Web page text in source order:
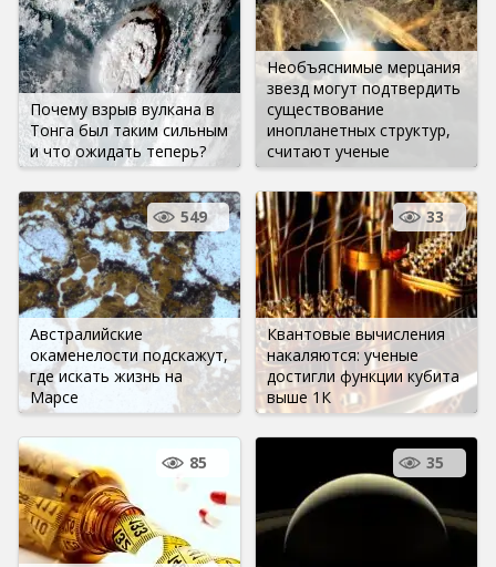
Почему взрыв вулкана в
Тонга был таким сильным
и что ожидать теперь?
Необъяснимые мерцания
звезд могут подтвердить
существование
инопланетных структур,
считают ученые
Австралийские
окаменелости подскажут,
где искать жизнь на
Марсе
549
Квантовые вычисления
накаляются: ученые
достигли функции кубита
выше 1К
33
85 35